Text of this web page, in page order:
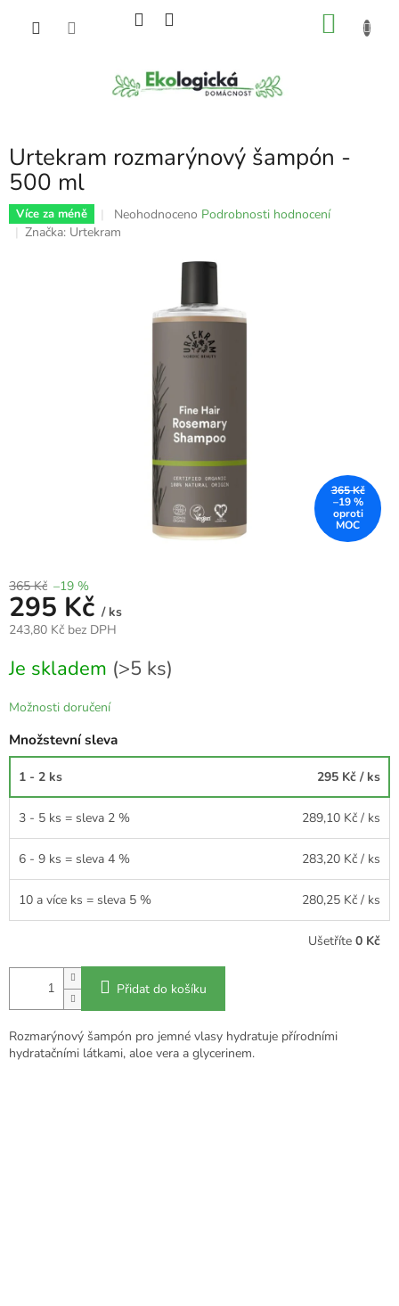
Urtekram rozmarýnový šampón -
500 ml
Více za méně
Průměrné
hodnocení
Neohodnoceno Podrobnosti hodnocení
Značka: Urtekram
365 Kč
–19 %
365 Kč –19 %
295 Kč / ks
243,80 Kč bez DPH
cena:
Je skladem (>5 ks)
Možnosti doručení
Množstevní sleva
1 - 2 ks 295 Kč / ks
3 - 5 ks = sleva 2 % 289,10 Kč / ks
6 - 9 ks = sleva 4 % 283,20 Kč / ks
10 a více ks = sleva 5 % 280,25 Kč / ks
Ušetříte 0 Kč
Přidat do košíku
Rozmarýnový šampón pro jemné vlasy hydratuje přírodními
hydratačními látkami, aloe vera a glycerinem.